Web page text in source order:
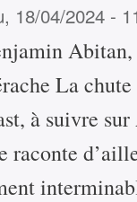
18/04/2024 -
La
à suivre
raconte